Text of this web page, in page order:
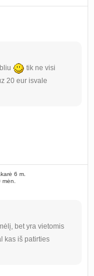
tik ne visi
20 eur isvale
6 m.
mėn.
bet yra vietomis
kas iš patirties